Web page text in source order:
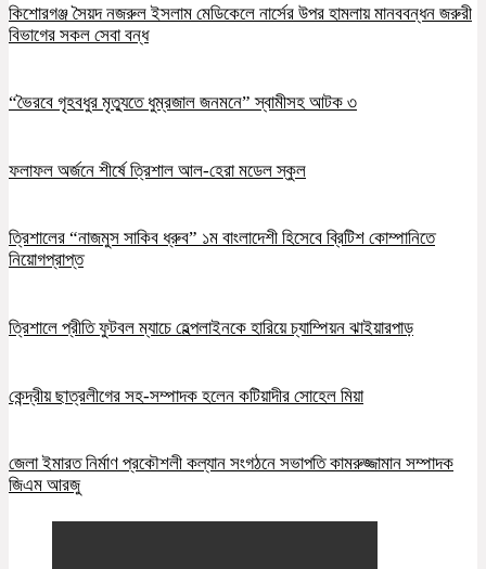
কিশোরগঞ্জ সৈয়দ নজরুল ইসলাম মেডিকেলে নার্সের উপর হামলায় মানববন্ধন জরুরী
বিভাগের সকল সেবা বন্ধ
“ভৈরবে গৃহবধুর মৃত্যুতে ধুম্রজাল জনমনে” স্বামীসহ আটক ৩
ফলাফল অর্জনে শীর্ষে ত্রিশাল আল-হেরা মডেল স্কুল
ত্রিশালের “নাজমুস সাকিব ধ্রুব” ১ম বাংলাদেশী হিসেবে ব্রিটিশ কোম্পানিতে
নিয়োগপ্রাপ্ত
ত্রিশালে প্রীতি ফুটবল ম্যাচে হেল্পলাইনকে হারিয়ে চ্যাম্পিয়ন ঝাইয়ারপাড়
কেন্দ্রীয় ছাত্রলীগের সহ-সম্পাদক হলেন কটিয়াদীর সোহেল মিয়া
জেলা ইমারত নির্মাণ প্রকৌশলী কল্যান সংগঠনে সভাপতি কামরুজ্জামান সম্পাদক
জিএম আরজু